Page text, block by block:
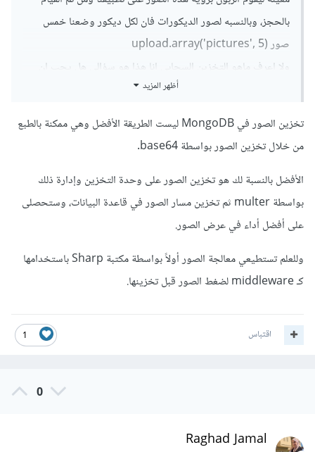
بالحجز، وبالنسبه لصور الديكورات فان لكل ديكور وضعنا خمس
صور upload.array('pictures', 5)
ولا اعرف ماهو التخزين السحابي انا هذا هو سؤالي هل يجب ان
استخدم طرق تخزين اخرى للتعامل مع الصور بشكل صحيح؟
أظهر المزيد
تخزين الصور في MongoDB ليست الطريقة الأفضل وهي ممكنة بالطبع
من خلال تخزين الصور بواسطة base64.
الأفضل بالنسبة لك هو تخزين الصور على وحدة التخزين وإدارة ذلك
بواسطة multer ثم تخزين مسار الصور في قاعدة البيانات، وستحصلى
على أفضل أداء في عرض الصور.
وللعلم تستطيعي معالجة الصور أولاً بواسطة مكتبة Sharp باستخدامها
كـ middleware لضغط الصور قبل تخزينها.
1 اقتباس
0
Raghad Jamal